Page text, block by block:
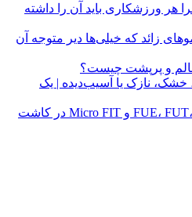
ورزشکاری باید آن را داشته
زائد که خیلی‌ها دیر متوجه آن
و پرپشت چیست؟
نازک یا آسیب‌دیده | یک
مقایسه روش‌های FUE، FUT، SUT و Micro FIT در کاشت